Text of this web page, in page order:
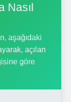
Nasıl
aşağıdaki
açılan
göre